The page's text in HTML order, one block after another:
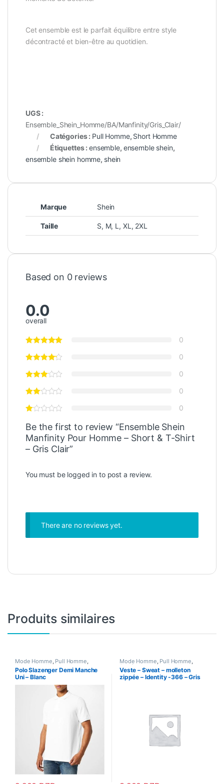
Cet ensemble est le parfait équilibre entre style
décontracté et bien-être au quotidien.
UGS :
Ensemble_Shein_Homme/BA/Manfinity/Gris_Clair/
Catégories : Pull Homme, Short Homme
Étiquettes :ensemble, ensemble shein,
ensemble shein homme, shein
Marque Shein
Taille S, M, L , XL , 2XL
Based on 0 reviews
0.0
overall
0
0
0
0
0
Be the first to review “Ensemble Shein
Manfinity Pour Homme – Short & T-Shirt
– Gris Clair”
You must be logged in to post a review.
There are no reviews yet.
Produits similaires
Mode Homme Pull Homme
Vetements Homme
Polo Slazenger Demi Manche
Uni – Blanc
Mode Homme Pull Homme
Survêtement Jogging Homme
Veste Homme,Vetements &
Chaussures,Vetements Homme
Veste – Sweat – molleton
zippée – Identity -366 – Gris